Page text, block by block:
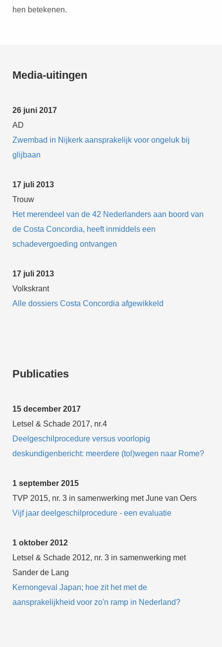
hen betekenen.
Media-uitingen
26 juni 2017
AD
Zwembad in Nijkerk aansprakelijk voor ongeluk bij
glijbaan
17 juli 2013
Trouw
Het merendeel van de 42 Nederlanders aan boord van
de Costa Concordia, heeft inmiddels een
schadevergoeding ontvangen
17 juli 2013
Volkskrant
Alle dossiers Costa Concordia afgewikkeld
Publicaties
15 december 2017
Letsel & Schade 2017, nr.4
Deelgeschilprocedure versus voorlopig
deskundigenbericht: meerdere (tol)wegen naar Rome?
1 september 2015
TVP 2015, nr. 3 in samenwerking met June van Oers
Vijf jaar deelgeschilprocedure - een evaluatie
1 oktober 2012
Letsel & Schade 2012, nr. 3 in samenwerking met
Sander de Lang
Kernongeval Japan; hoe zit het met de
aansprakelijkheid voor zo'n ramp in Nederland?